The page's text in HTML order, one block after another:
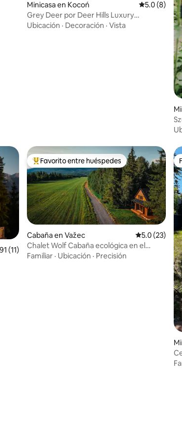
Minicasa en Kocoń Calificación
5.0 (8)
Grey Deer por Deer Hills Luxury
Apartments
Ubicación · Decoración · Vista
promedio: 4.91 de 5; 11 evaluaciones
(11)
De los mejores en Favorito entre huéspedes
Favorito entre huéspedes
Cabaña en Važec Calificación
5.0 (23)
Chalet Wolf Cabaña ecológica en el
bosque en los Tatras
Familiar · Ubicación · Precisión